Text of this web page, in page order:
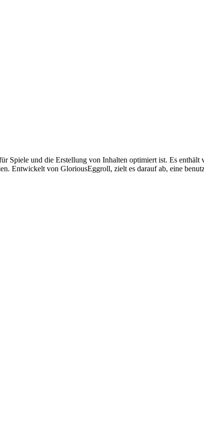
und die Erstellung von Inhalten optimiert ist. Es
Entwickelt von GloriousEggroll, zielt es darauf ab, eine